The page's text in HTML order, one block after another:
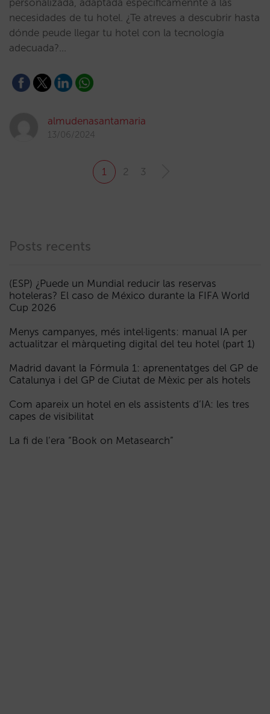
personalizada, adaptada específicamennte a las
necesidades de tu hotel. ¿Te atreves a descubrir hasta
dónde peude llegar tu hotel con la tecnología
adecuada?…
almudenasantamaria
13/06/2024
1 2 3
Posts recents
(ESP) ¿Puede un Mundial reducir las reservas
hoteleras? El caso de México durante la FIFA World
Cup 2026
Menys campanyes, més intel·ligents: manual IA per
actualitzar el màrqueting digital del teu hotel (part 1)
Madrid davant la Fórmula 1: aprenentatges del GP de
Catalunya i del GP de Ciutat de Mèxic per als hotels
Com apareix un hotel en els assistents d’IA: les tres
capes de visibilitat
La fi de l’era “Book on Metasearch”